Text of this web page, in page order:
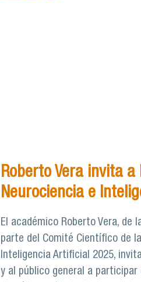
Roberto Vera invita
Neurociencia e
El académico Roberto Vera, de
parte del Comité Científico de
Inteligencia Artificial 2025,
y al público general a